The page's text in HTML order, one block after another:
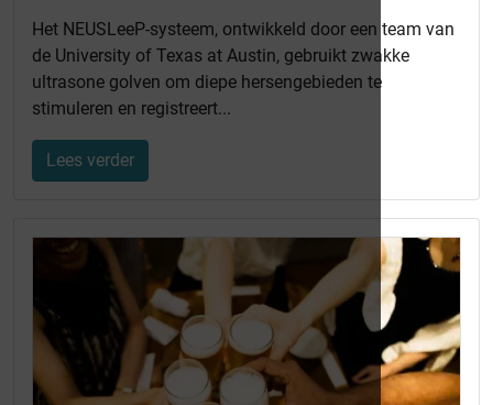
Het NEUSLeeP-systeem, ontwikkeld door een team van
de University of Texas at Austin, gebruikt zwakke
ultrasone golven om diepe hersengebieden te
stimuleren en registreert...
Lees verder